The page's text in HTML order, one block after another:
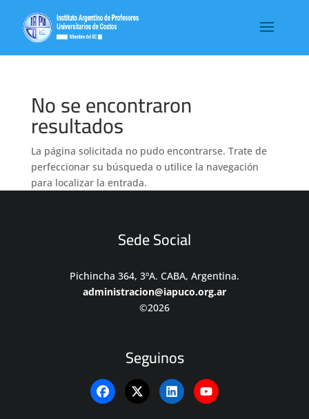
No se encontraron
resultados
La página solicitada no pudo encontrarse. Trate de
perfeccionar su búsqueda o utilice la navegación
para localizar la entrada.
Sede Social
Pichincha 364, 3ºA. CABA, Argentina.
administracion@iapuco.org.ar
©2026
Seguinos